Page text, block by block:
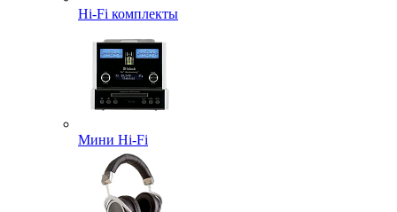
Hi-Fi комплекты
Мини Hi-Fi